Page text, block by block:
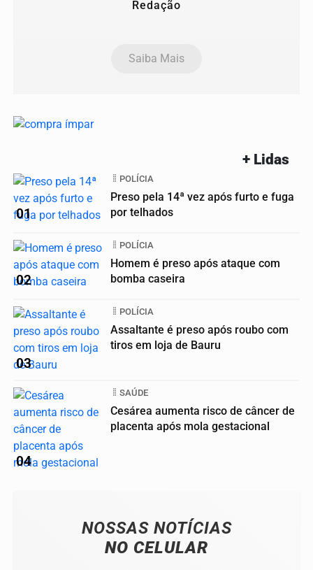
Redação
Saiba Mais
+ Lidas
01
POLÍCIA
Preso pela 14ª vez após furto e fuga
por telhados
02
POLÍCIA
Homem é preso após ataque com
bomba caseira
03
POLÍCIA
Assaltante é preso após roubo com
tiros em loja de Bauru
04
SAÚDE
Cesárea aumenta risco de câncer de
placenta após mola gestacional
NOSSAS NOTÍCIAS
NO CELULAR